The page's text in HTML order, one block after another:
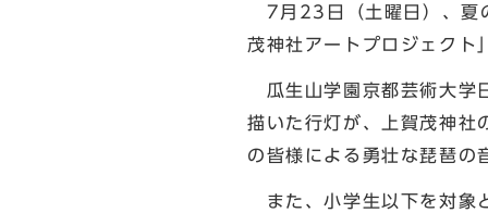
7月23日（土曜日）、夏
茂神社アートプロジェクト
瓜生山学園京都芸術大学
描いた行灯が、上賀茂神社
の皆様による勇壮な琵琶の
また、小学生以下を対象